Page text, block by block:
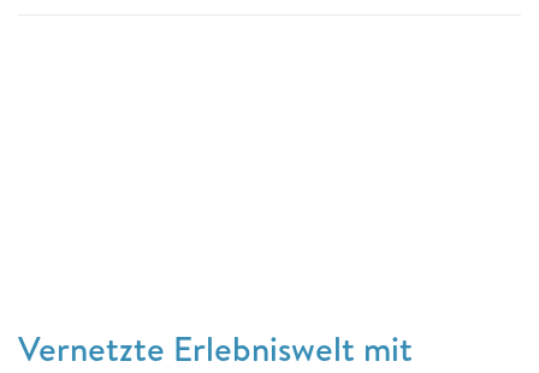
Vernetzte Erlebniswelt mit